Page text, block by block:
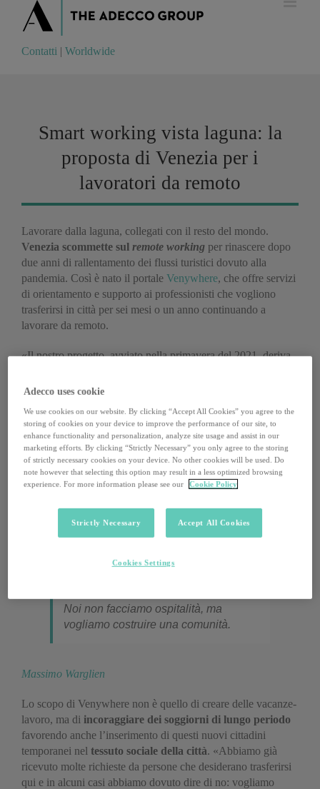
Contatti Worldwide
Contatti | Worldwide
Smart working vista laguna: la
proposta di Venezia per i
lavoratori da remoto
Lavorare dalla laguna, collegati con il resto del mondo.
Venezia scommette sul remote working per rinascere dopo
due anni di rallentamento dei flussi turistici dovuto alla
pandemia. Così è nato il portale Venywhere, che offre servizi
di orientamento e supporto ai professionisti che vogliono
trasferirsi in città per sei mesi o un anno continuando a
lavorare da remoto.
«Il nostro progetto, avviato nella primavera del 2021, deriva
modo alla pandemia», spiega
Venywhere. «La prima è la fragilità di Venezia che,
basandosi quasi interamente sul turismo, ha sofferto
parecchio negli ultimi due anni e quindi aveva bisogno di
qualcosa di innovativo. La seconda riguarda il lavoro che,
grazie alla diffusione dello smart working, permette a sempre
cui lavorare. Unendo questi due aspetti, abbiamo scelto di
piattaforma che aiutasse questa popolazione di
Noi non facciamo ospitalità, ma
vogliamo costruire una comunità.
Massimo Warglien
Lo scopo di Venywhere non è quello di creare delle vacanze-
lavoro, ma di incoraggiare dei soggiorni di lungo periodo
favorendo anche l’inserimento di questi nuovi cittadini
temporanei nel tessuto sociale della città. «Abbiamo già
ricevuto molte richieste da persone che desiderano trasferirsi
qui e in alcuni casi abbiamo dovuto dire di no: vogliamo
Adecco uses cookie
We use cookies on our website. By clicking “Accept All Cookies” you agree to the
storing of cookies on your device to improve the performance of our site, to
enhance functionality and personalization, analyze site usage and assist in our
marketing efforts. By clicking “Strictly Necessary” you only agree to the storing
of strictly necessary cookies on your device. No other cookies will be used. Do
note however that selecting this option may result in a less optimized browsing
experience. For more information please see our
Cookie Policy
Strictly Necessary Accept All Cookies
Cookies Settings